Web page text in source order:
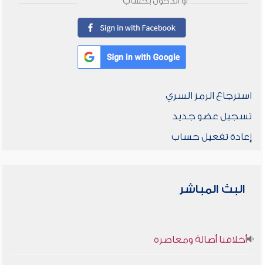
استرجاع الرمز السري
تسجيل عضو جديد
إعادة تفعيل حساب
البث المباشر
أخلاقنا أصالة ومعاصرة